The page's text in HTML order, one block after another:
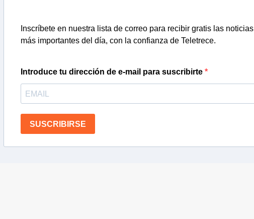
Inscríbete en nuestra lista de correo para recibir gratis las noticias
más importantes del día, con la confianza de Teletrece.
Introduce tu dirección de e-mail para suscribirte
SUSCRIBIRSE